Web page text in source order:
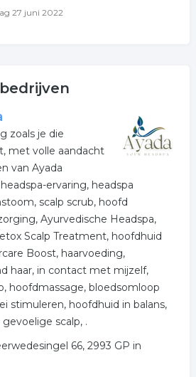
27 juni 2022
zoals je die
met volle aandacht
van Ayada
ervaring, headspa
scalp scrub, hoofd
Ayurvedische Headspa,
Scalp Treatment, hoofdhuid
Boost, haarvoeding,
haar, in contact met mijzelf,
hoofdmassage, bloedsomloop
stimuleren, hoofdhuid in balans,
scalp, .
66, 2993 GP in